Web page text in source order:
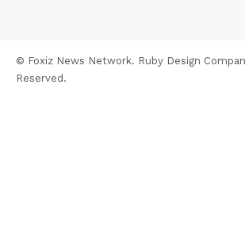
© Foxiz News Network. Ruby Design
Reserved.